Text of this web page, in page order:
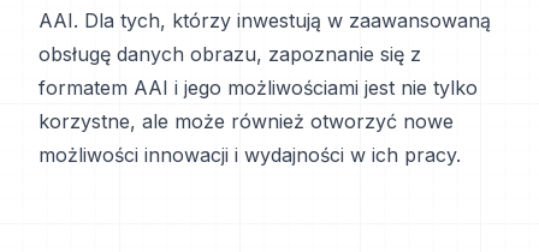
AAI. Dla tych, którzy inwestują w zaawansowaną
obsługę danych obrazu, zapoznanie się z
formatem AAI i jego możliwościami jest nie tylko
korzystne, ale może również otworzyć nowe
możliwości innowacji i wydajności w ich pracy.